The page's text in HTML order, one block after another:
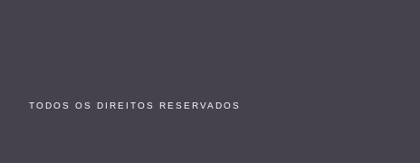
TODOS OS DIREITOS RESERVADOS